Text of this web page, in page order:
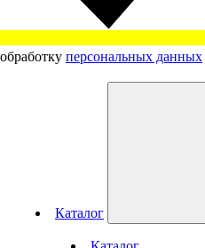
обработку персональных данных
Каталог